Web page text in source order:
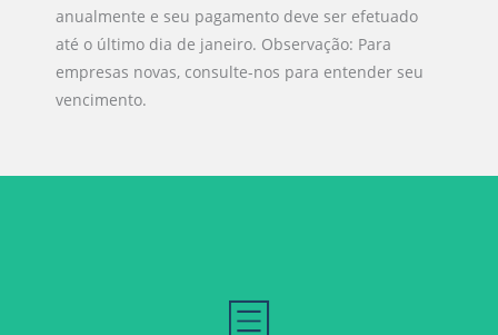
anualmente e seu pagamento deve ser efetuado
até o último dia de janeiro. Observação: Para
empresas novas, consulte-nos para entender seu
vencimento.